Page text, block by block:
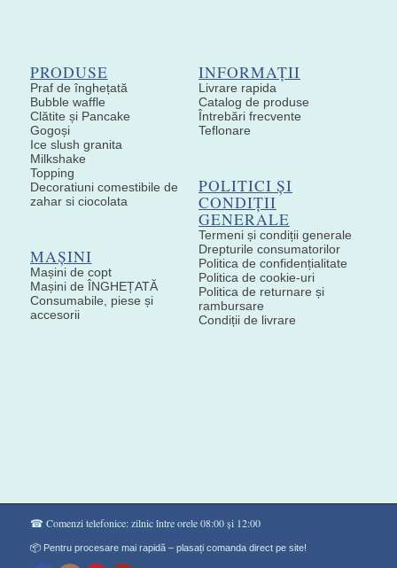
PRODUSE
Praf de înghețată
Bubble waffle
Clătite și Pancake
Gogoși
Ice slush granita
Milkshake
Topping
Decoratiuni comestibile de
zahar si ciocolata
MAȘINI
Mașini de copt
Mașini de ÎNGHEȚATĂ
Consumabile, piese și
accesorii
INFORMAȚII
Livrare rapida
Catalog de produse
Întrebări frecvente
Teflonare
POLITICI ȘI
CONDIȚII
GENERALE
Termeni și condiții generale
Drepturile consumatorilor
Politica de confidențialitate
Politica de cookie-uri
Politica de returnare și
rambursare
Condiții de livrare
☎ Comenzi telefonice: zilnic între orele 08:00 și 12:00
📦 Pentru procesare mai rapidă – plasați comanda direct pe site!